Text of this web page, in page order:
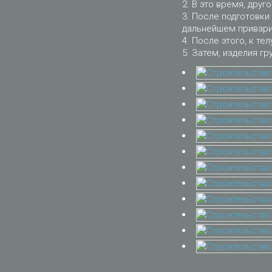
В это время,
После
дальнейшем
После этого, к
Затем, изделия